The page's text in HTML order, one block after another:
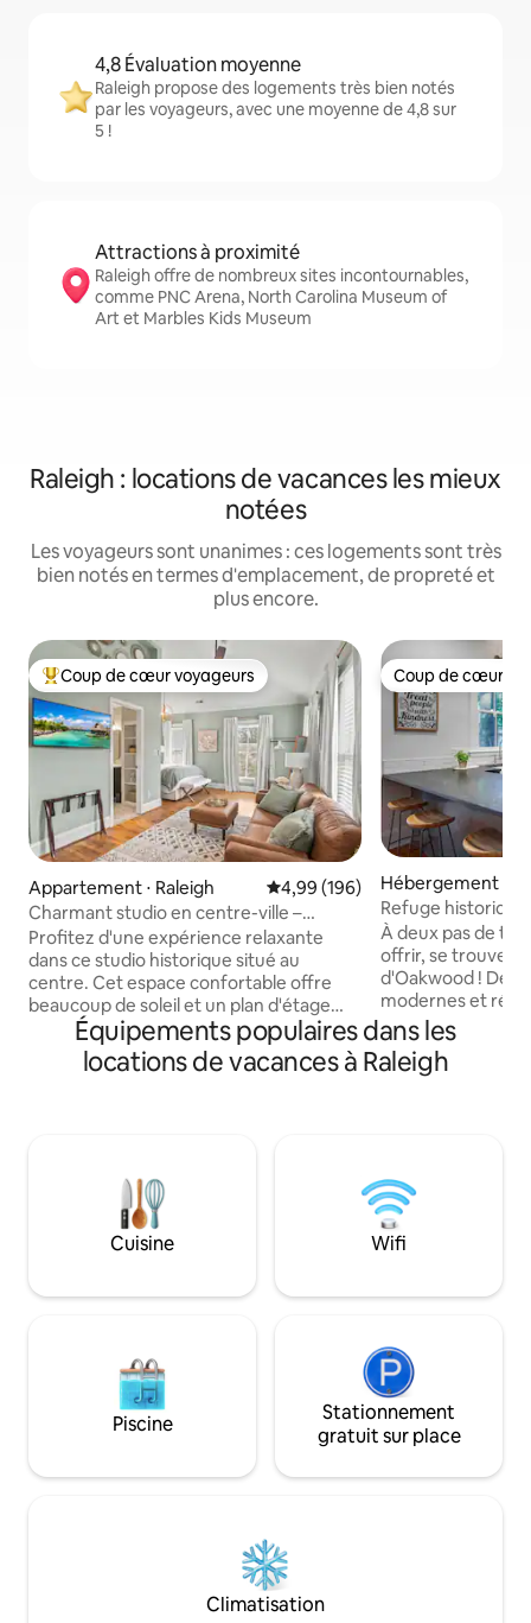
4,8 Évaluation moyenne
Raleigh propose des logements très bien notés
par les voyageurs, avec une moyenne de 4,8 sur
5 !
Attractions à proximité
Raleigh offre de nombreux sites incontournables,
comme PNC Arena, North Carolina Museum of
Art et Marbles Kids Museum
Raleigh : locations de vacances les mieux
notées
Les voyageurs sont unanimes : ces logements sont très
bien notés en termes d'emplacement, de propreté et
plus encore.
Coups de cœur voyageurs les plus appréciés
Coup de cœur voyageurs
Appartement ⋅ Raleigh Évaluation moyenne sur la
4,99 (196)
Charmant studio en centre-ville –
Emplacement accessible à pied
Profitez d'une expérience relaxante
dans ce studio historique situé au
centre. Cet espace confortable offre
beaucoup de soleil et un plan d'étage
ouvert avec des plafonds voûtés.
Entièrement rénové avec de nouvelles
armoires de cuisine, des comptoirs en
carrelée à l'italienne avec des étagères
supplémentaires pour toutes vos
Idéalement situé pour que vous puissiez
restaurants, ou simplement vous
Coup de cœur
Coup de cœur
Hébergement ⋅
Refuge
de chef/
À deux pas de
offrir, se trouve
d'Oakwood ! Des
modernes et
caractéristiques
charmantes,
véritable refuge !
porche grillagé, la
porche avant et
où les animaux
acceptés !
encore !
Équipements populaires dans les
locations de vacances à Raleigh
Cuisine Wifi
Piscine
Stationnement
gratuit sur place
Climatisation